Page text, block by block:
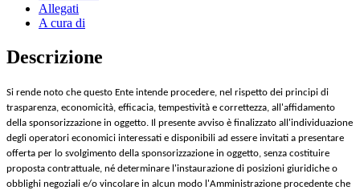
Allegati
A cura di
Descrizione
Si rende noto che questo Ente intende procedere, nel rispetto dei principi di
trasparenza, economicità, efficacia, tempestività e correttezza, all'affidamento
della sponsorizzazione in oggetto. Il presente avviso è finalizzato all'individuazione
degli operatori economici interessati e disponibili ad essere invitati a presentare
offerta per lo svolgimento della sponsorizzazione in oggetto, senza costituire
proposta contrattuale, né determinare l'instaurazione di posizioni giuridiche o
obblighi negoziali e/o vincolare in alcun modo l'Amministrazione procedente che